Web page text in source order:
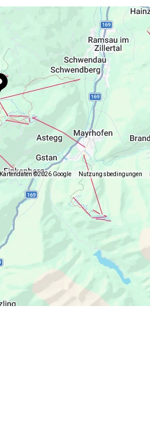
Kartendaten ©2026 Google Nutzungsbedingungen